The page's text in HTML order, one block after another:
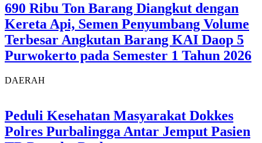
690 Ribu Ton Barang Diangkut dengan
Kereta Api, Semen Penyumbang Volume
Terbesar Angkutan Barang KAI Daop 5
Purwokerto pada Semester 1 Tahun 2026
DAERAH
Peduli Kesehatan Masyarakat Dokkes
Polres Purbalingga Antar Jemput Pasien